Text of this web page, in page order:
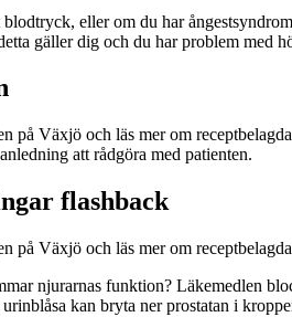
eller om du har
gäller dig och du har problem med
på Växjö och läs mer om
att rådgöra med patienten.
flashback
på Växjö och läs mer om
njurarnas funktion? Läkemedlen
kan bryta ner prostatan i